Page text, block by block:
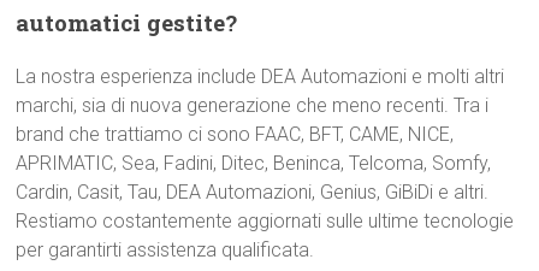
automatici gestite?
La nostra esperienza include DEA Automazioni e molti altri
marchi, sia di nuova generazione che meno recenti. Tra i
brand che trattiamo ci sono FAAC, BFT, CAME, NICE,
APRIMATIC, Sea, Fadini, Ditec, Beninca, Telcoma, Somfy,
Cardin, Casit, Tau, DEA Automazioni, Genius, GiBiDi e altri.
Restiamo costantemente aggiornati sulle ultime tecnologie
per garantirti assistenza qualificata.